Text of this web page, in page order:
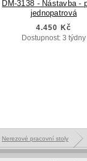
DM-3138 - Nástavba -
jednopatrová
4.450 Kč
Dostupnost: 3 týdny
Nerezové pracovní stoly